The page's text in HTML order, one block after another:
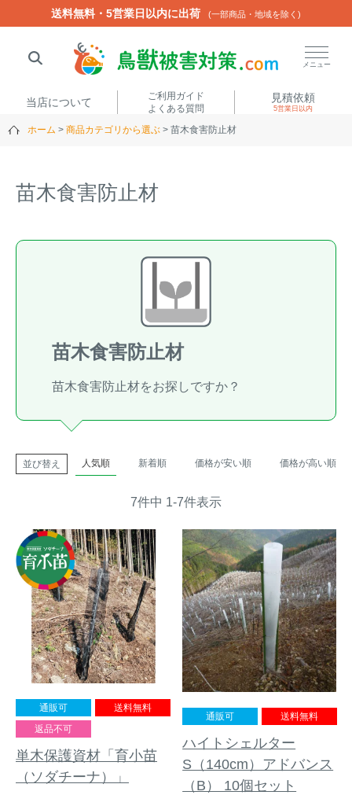
送料無料・5営業日以内に出荷 (一部商品・地域を除く)
メニュー
当店について
ご利用ガイド
よくある質問
見積依頼
5営業日以内
ホーム 商品カテゴリから選ぶ 苗木食害防止材
苗木食害防止材
苗木食害防止材
苗木食害防止材をお探しですか？
並び替え 人気順 新着順 価格が安い順 価格が高い順
7件中 1-7件表示
通販可
送料無料
返品不可
単木保護資材「育小苗
（ソダチーナ）」
通販可 送料無料
ハイトシェルター
S（140cm）アドバンス
（B） 10個セット
送料無料・5営業日以内に出荷 (一部商品・地域を除く)
閉じる
いのししくんTREL4G-Rアニマルネット2300
商品カテゴリから選ぶ
サーカメラ）
屋外防犯・監視カメ
ICT・IoT機器
（捕獲通
ュ柵等）
箱わな（イノシシ・シ
カ・サル等）
箱わな
防獣・防鳥ネット
くくり罠（イノシシ・
漁網
対象動物から選ぶ
動物の種類から対策商品を選ぶ
イノシシ対策
シカ対策 タイワンリス対策